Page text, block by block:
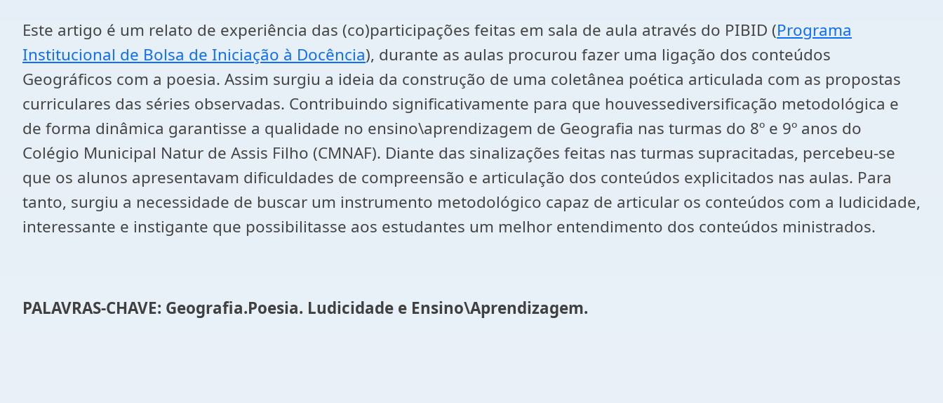
Este artigo é um relato de experiência das (co)participações feitas em sala de aula através do PIBID (Programa
Institucional de Bolsa de Iniciação à Docência), durante as aulas procurou fazer uma ligação dos conteúdos
Geográficos com a poesia. Assim surgiu a ideia da construção de uma coletânea poética articulada com as propostas
curriculares das séries observadas. Contribuindo significativamente para que houvessediversificação metodológica e
de forma dinâmica garantisse a qualidade no ensino\aprendizagem de Geografia nas turmas do 8º e 9º anos do
Colégio Municipal Natur de Assis Filho (CMNAF). Diante das sinalizações feitas nas turmas supracitadas, percebeu-se
que os alunos apresentavam dificuldades de compreensão e articulação dos conteúdos explicitados nas aulas. Para
tanto, surgiu a necessidade de buscar um instrumento metodológico capaz de articular os conteúdos com a ludicidade,
interessante e instigante que possibilitasse aos estudantes um melhor entendimento dos conteúdos ministrados.
PALAVRAS-CHAVE: Geografia.Poesia. Ludicidade e Ensino\Aprendizagem.